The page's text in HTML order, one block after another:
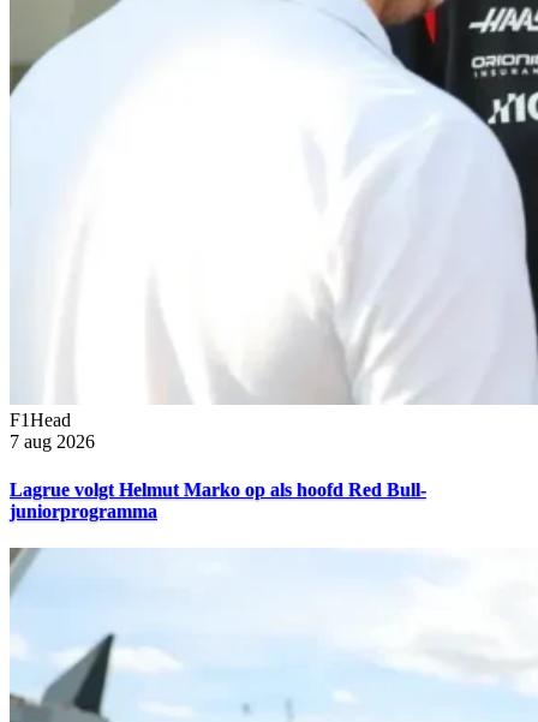
F1Head
7 aug 2026
Lagrue volgt Helmut Marko op als hoofd Red Bull-
juniorprogramma